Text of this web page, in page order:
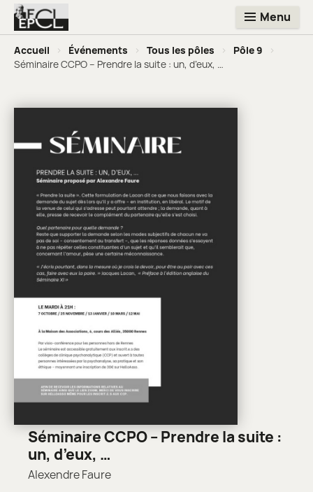
Menu
Accueil > Événements > Tous les pôles > Pôle 9
>
Séminaire CCPO – Prendre la suite : un, d’eux, …
Séminaire CCPO – Prendre la suite :
un, d’eux, …
Alexendre Faure